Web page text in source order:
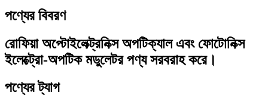
পণ্যের বিবরণ
রোফিয়া অপ্টোইলেক্ট্রনিক্স অপটিক্যাল এবং ফোটোনিক্স
ইলেক্ট্রো-অপটিক মডুলেটর পণ্য সরবরাহ করে।
পণ্যের ট্যাগ